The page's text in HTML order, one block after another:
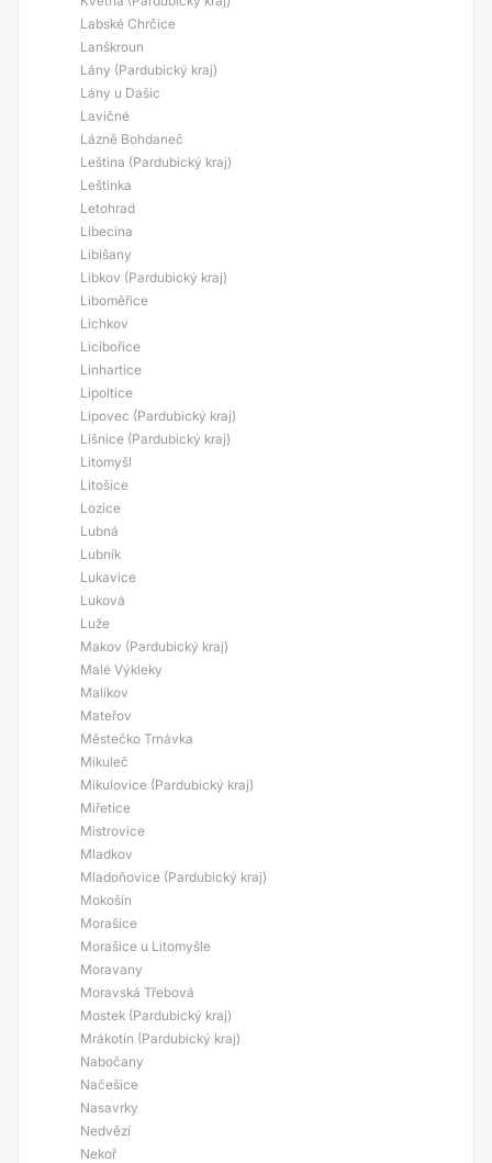
Labské Chrčice
Lanškroun
Lány (Pardubický kraj)
Lány u Dašic
Lavičné
Lázně Bohdaneč
Leština (Pardubický kraj)
Leštinka
Letohrad
Libecina
Libišany
Libkov (Pardubický kraj)
Liboměřice
Lichkov
Licibořice
Linhartice
Lipoltice
Lipovec (Pardubický kraj)
Líšnice (Pardubický kraj)
Litomyšl
Litošice
Lozice
Lubná
Lubník
Lukavice
Luková
Luže
Makov (Pardubický kraj)
Malé Výkleky
Malíkov
Mateřov
Městečko Trnávka
Mikuleč
Mikulovice (Pardubický kraj)
Miřetice
Mistrovice
Mladkov
Mladoňovice (Pardubický kraj)
Mokošín
Morašice
Morašice u Litomyšle
Moravany
Moravská Třebová
Mostek (Pardubický kraj)
Mrákotín (Pardubický kraj)
Nabočany
Načešice
Nasavrky
Nedvězí
Nekoř